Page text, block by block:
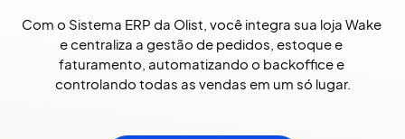
Com o Sistema ERP da Olist, você integra sua loja Wake
e centraliza a gestão de pedidos, estoque e
faturamento, automatizando o backoffice e
controlando todas as vendas em um só lugar.